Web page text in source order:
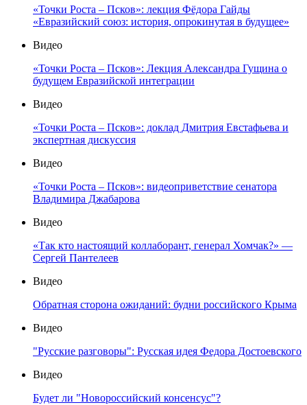
«Точки Роста – Псков»: лекция Фёдора Гайды
«Евразийский союз: история, опрокинутая в будущее»
Видео
«Точки Роста – Псков»: Лекция Александра Гущина о
будущем Евразийской интеграции
Видео
«Точки Роста – Псков»: доклад Дмитрия Евстафьева и
экспертная дискуссия
Видео
«Точки Роста – Псков»: видеоприветствие сенатора
Владимира Джабарова
Видео
«Так кто настоящий коллаборант, генерал Хомчак?» —
Сергей Пантелеев
Видео
Обратная сторона ожиданий: будни российского Крыма
Видео
"Русские разговоры": Русская идея Федора Достоевского
Видео
Будет ли "Новороссийский консенсус"?